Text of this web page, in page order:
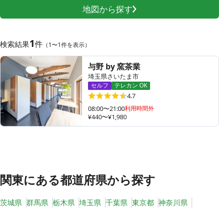
いいオフィス（コワーキングスペース）
いい会議室（会議室専用スペース）
FCオーナー募集
コワーキング運営DXシステム
E Solution
地図から探す
検索結果1件 （1〜1件を表示）
与野 by 窯茶業
埼玉県さいたま市
セルフ テレカン OK
4.7
08:00〜21:00利用時間外
¥440〜¥1,980
関東にある都道府県から探す
茨城県 群馬県 栃木県 埼玉県 千葉県 東京都 神奈川県